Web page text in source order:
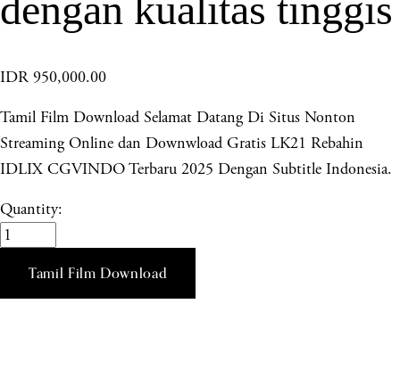
IDR 950,000.00
Tamil Film Download Selamat Datang Di Situs Nonton
Streaming Online dan Downwload Gratis LK21 Rebahin
IDLIX CGVINDO Terbaru 2025 Dengan Subtitle Indonesia.
Quantity:
Tamil Film Download